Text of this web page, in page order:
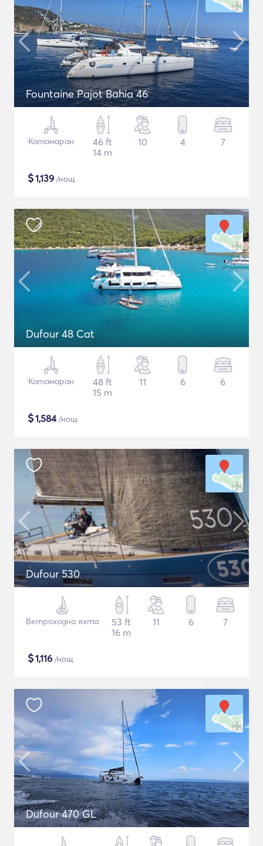
Fountaine Pajot Bahia 46
Катамаран
46 ft
14 m
10 4 7
$1,139 /нощ
Dufour 48 Cat
Катамаран
48 ft
15 m
11 6 6
$1,584/нощ
Dufour 530
Ветроходна яхта
53 ft
16 m
11 6 7
$1,116 /нощ
Dufour 470 GL